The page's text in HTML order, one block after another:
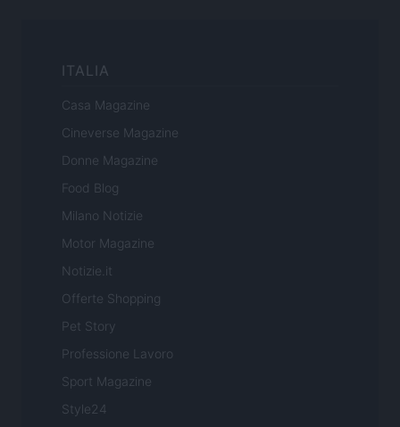
ITALIA
Casa Magazine
Cineverse Magazine
Donne Magazine
Food Blog
Milano Notizie
Motor Magazine
Notizie.it
Offerte Shopping
Pet Story
Professione Lavoro
Sport Magazine
Style24